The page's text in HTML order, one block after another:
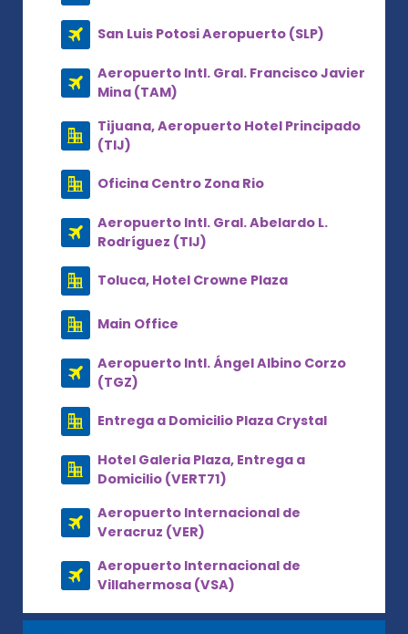
San Luis Potosi Aeropuerto (SLP)
Aeropuerto Intl. Gral. Francisco Javier
Mina (TAM)
Tijuana, Aeropuerto Hotel Principado
(TIJ)
Oficina Centro Zona Rio
Aeropuerto Intl. Gral. Abelardo L.
Rodríguez (TIJ)
Toluca, Hotel Crowne Plaza
Main Office
Aeropuerto Intl. Ángel Albino Corzo
(TGZ)
Entrega a Domicilio Plaza Crystal
Hotel Galeria Plaza, Entrega a
Domicilio (VERT71)
Aeropuerto Internacional de
Veracruz (VER)
Aeropuerto Internacional de
Villahermosa (VSA)